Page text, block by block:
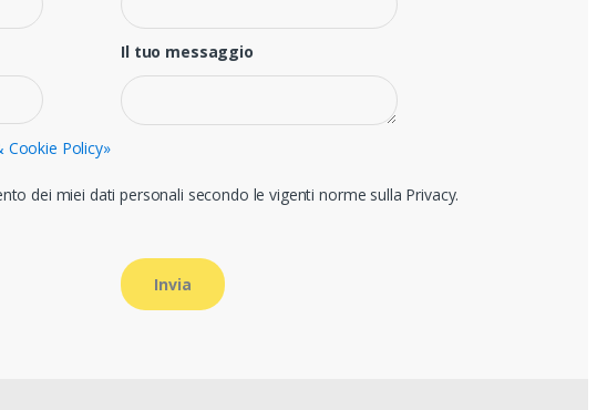
Il tuo messaggio
Cookie Policy»
dei miei dati personali secondo le vigenti norme sulla Privacy.